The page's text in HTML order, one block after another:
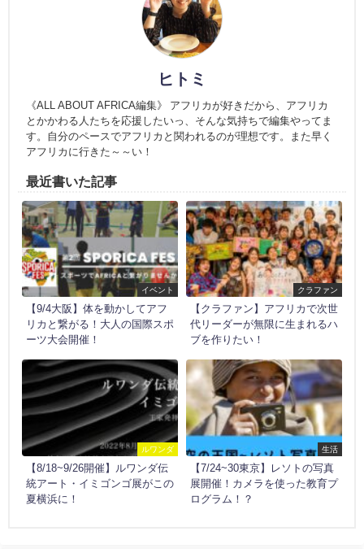
ヒトミ
《ALL ABOUT AFRICA編集》 アフリカが好きだから、アフリカ
とかかわる人たちを応援したいっ、そんな気持ちで編集やってま
す。自分のペースでアフリカと関われるのが理想です。また早く
アフリカに行きた～～い！
最近書いた記事
イベント
【9/4大阪】体を動かしてアフ
リカと繋がる！大人の国際スポ
ーツ大会開催！
クラファン
【クラファン】アフリカで次世
代リーダーが無限に生まれるハ
ブを作りたい！
ルワンダ
【8/18~9/26開催】ルワンダ伝
統アート・イミゴンゴ展がこの
夏横浜に！
生活
【7/24~30東京】レソトの写真
展開催！カメラを使った教育プ
ログラム！？